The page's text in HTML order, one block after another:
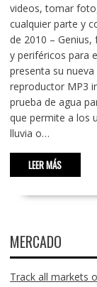
videos, tomar
cualquier parte y
de 2010 –
y periféricos para
presenta su
reproductor MP3
prueba de agua
que permite a los
lluvia o…
LEER MÁS
MERCADO
Track all markets